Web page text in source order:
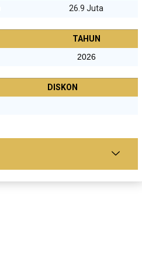
26.9 Juta
TAHUN
2026
DISKON